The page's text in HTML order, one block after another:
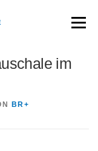
Menü
im
BR+